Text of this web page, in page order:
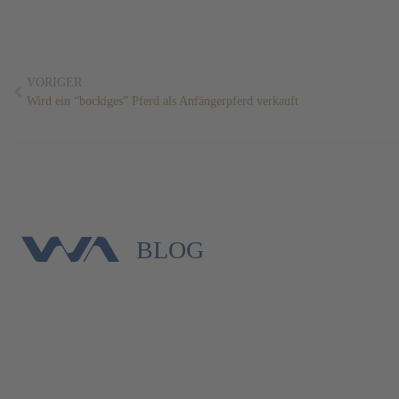
VORIGER
Wird ein “bockiges” Pferd als Anfängerpferd verkauft
BLOG